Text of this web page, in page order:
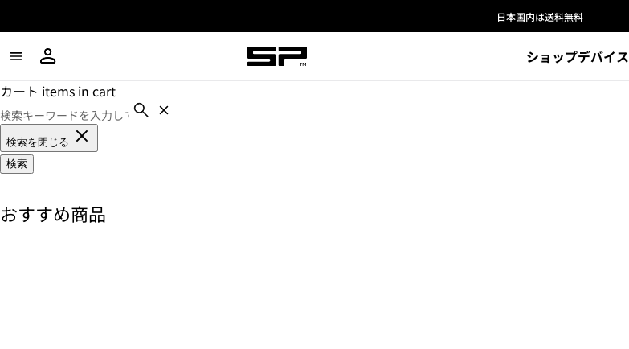
日本国内は送料無料
ショップデバイス
カート items in cart
検索を閉じる
検索
おすすめ商品